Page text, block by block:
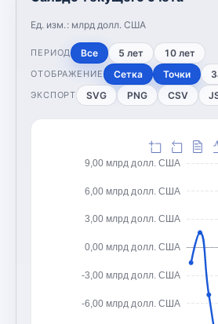
Ед. изм.: млрд долл. США
ПЕРИОД Все 5 лет 10 лет
ОТОБРАЖЕНИЕ Сетка Точки
ЭКСПОРТ SVG PNG CSV
-6,00 млрд долл. США
-3,00 млрд долл. США
0,00 млрд долл. США
3,00 млрд долл. США
6,00 млрд долл. США
9,00 млрд долл. США